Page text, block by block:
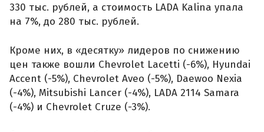
330 тыс. рублей, а стоимость LADA Kalina упала
на 7%, до 280 тыс. рублей.
Кроме них, в «десятку» лидеров по снижению
цен также вошли Chevrolet Lacetti (-6%), Hyundai
Accent (-5%), Chevrolet Aveo (-5%), Daewoo Nexia
(-4%), Mitsubishi Lancer (-4%), LADA 2114 Samara
(-4%) и Chevrolet Cruze (-3%).